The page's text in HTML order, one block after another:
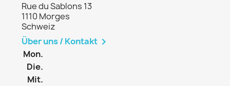
Rue du Sablons 13
1110 Morges
Schweiz
Über uns / Kontakt 
Mon.
Die.
Mit.